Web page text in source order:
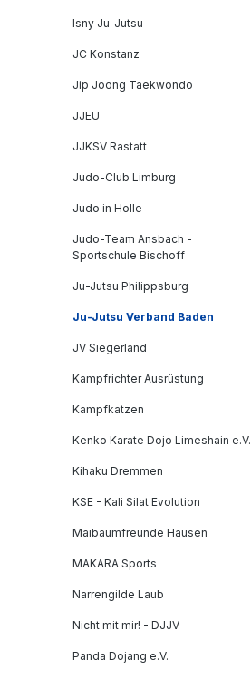
Isny Ju-Jutsu
JC Konstanz
Jip Joong Taekwondo
JJEU
JJKSV Rastatt
Judo-Club Limburg
Judo in Holle
Judo-Team Ansbach -
Sportschule Bischoff
Ju-Jutsu Philippsburg
Ju-Jutsu Verband Baden
JV Siegerland
Kampfrichter Ausrüstung
Kampfkatzen
Kenko Karate Dojo Limeshain e.V.
Kihaku Dremmen
KSE - Kali Silat Evolution
Maibaumfreunde Hausen
MAKARA Sports
Narrengilde Laub
Nicht mit mir! - DJJV
Panda Dojang e.V.